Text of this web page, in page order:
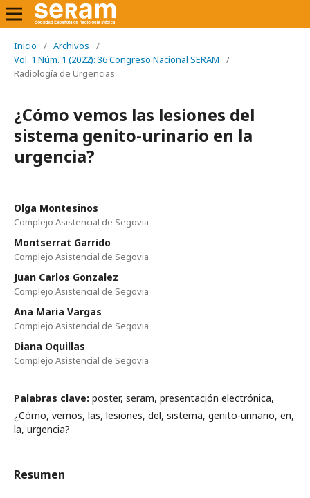
Inicio / Archivos
/
Vol. 1 Núm. 1 (2022): 36 Congreso Nacional SERAM
/
Radiología de Urgencias
¿Cómo vemos las lesiones del
sistema genito-urinario en la
urgencia?
Olga Montesinos
Complejo Asistencial de Segovia
Montserrat Garrido
Complejo Asistencial de Segovia
Juan Carlos Gonzalez
Complejo Asistencial de Segovia
Ana Maria Vargas
Complejo Asistencial de Segovia
Diana Oquillas
Complejo Asistencial de Segovia
Palabras clave: poster, seram, presentación electrónica,
¿Cómo, vemos, las, lesiones, del, sistema, genito-urinario, en,
la, urgencia?
Resumen